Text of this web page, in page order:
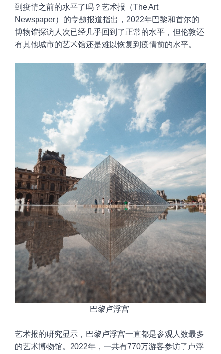
到疫情之前的水平了吗？艺术报 （The Art
Newspaper） 的专题报道指出 ， 2022年巴黎和首尔的
博物馆探访人次已经几乎回到了正常的水平，但伦敦还
有其他城市的艺术馆还是难以恢复到疫情前的水平。
巴黎卢浮宫
艺术报的研究显示， 巴黎卢浮宫一直都是参观人数最多
的艺术博物馆。2022年，一共有770万游客参访了卢浮